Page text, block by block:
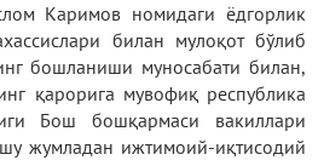
Каримов номидаги ёдгорлик
билан мулоқот бўлиб
бошланиши муносабати билан,
қарорига мувофиқ республика
Бош бошқармаси вакиллари
жумладан ижтимоий-иқтисодий